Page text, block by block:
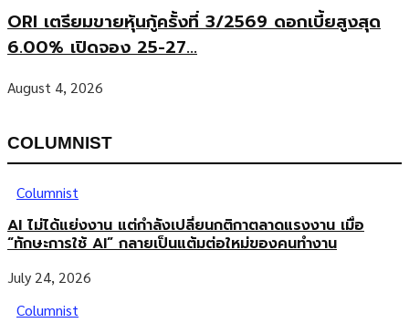
ORI เตรียมขายหุ้นกู้ครั้งที่ 3/2569 ดอกเบี้ยสูงสุด
6.00% เปิดจอง 25-27...
August 4, 2026
COLUMNIST
Columnist
AI ไม่ได้แย่งงาน แต่กำลังเปลี่ยนกติกาตลาดแรงงาน เมื่อ
“ทักษะการใช้ AI” กลายเป็นแต้มต่อใหม่ของคนทำงาน
July 24, 2026
Columnist